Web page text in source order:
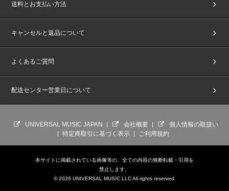
送料とお支払い方法
キャンセルと返品について
よくあるご質問
配送センター営業日について
UNIVERSAL MUSIC JAPAN 会社概要
個人情報の取扱い
特定商取引に基づく表示
ご利用規約
本サイトに掲載されている画像等の、全ての内容の無断転載・引用を
禁止します。
© 2026 UNIVERSAL MUSIC LLC All rights reserved.